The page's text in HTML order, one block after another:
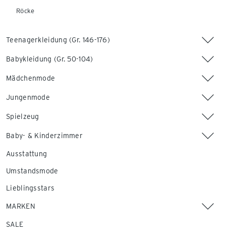
Röcke
Teenagerkleidung (Gr. 146-176)
Babykleidung (Gr. 50-104)
Mädchenmode
Jungenmode
Spielzeug
Baby- & Kinderzimmer
Ausstattung
Umstandsmode
Lieblingsstars
MARKEN
SALE